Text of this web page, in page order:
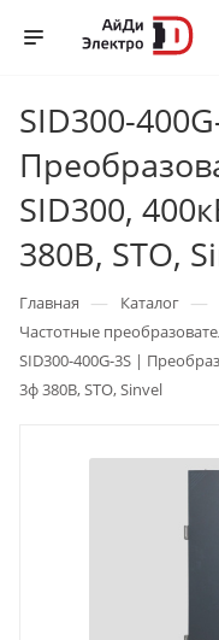
SID300-
SID300,
380В, STO,
Главная — Каталог —
Частотные
SID300-400G-3S |
3ф 380В, STO, Sinvel